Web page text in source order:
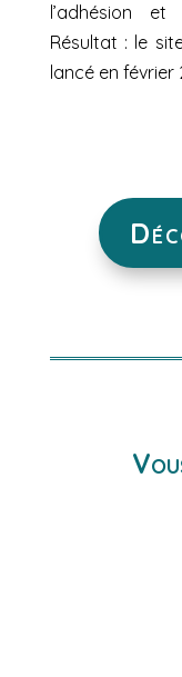
l’adhésion
Résultat : le
lancé en février